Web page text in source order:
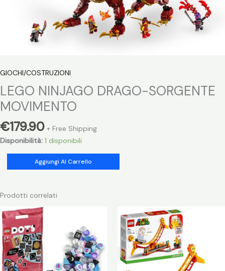
GIOCHI/COSTRUZIONI
LEGO NINJAGO DRAGO-SORGENTE
MOVIMENTO
€179.90 + Free Shipping
Disponibilità: 1 disponibili
NINJAGO
SORGENTE
quantità
Aggiungi Al Carrello
Prodotti correlati